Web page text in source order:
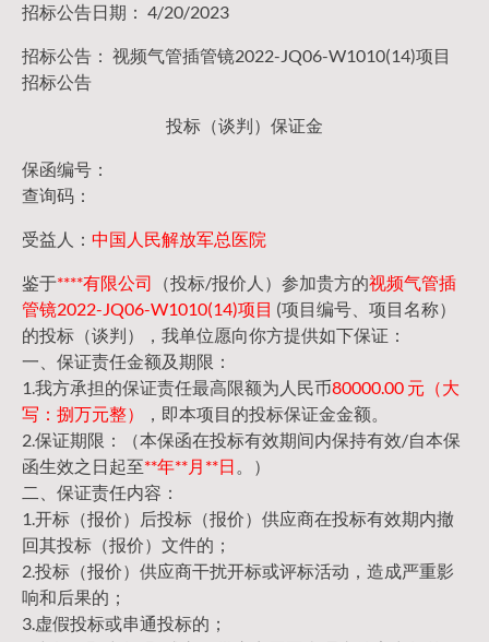
招标公告日期： 4/20/2023
招标公告： 视频气管插管镜2022-JQ06-W1010(14)项目
招标公告
投标（谈判）保证金
保函编号：
查询码：
受益人： 中国人民解放军总医院
鉴于****有限公司 （投标/报价人）参加贵方的视频气管插
管镜2022-JQ06-W1010(14)项目 (项目编号、项目名称）
的投标（谈判），我单位愿向你方提供如下保证：
一、保证责任金额及期限：
1.我方承担的保证责任最高限额为人民币80000.00 元（大
写：捌万元整）
，即本项目的投标保证金金额。
2.保证期限：（本保函在投标有效期间内保持有效/自本保
函生效之日起至**年**月**日 。）
二、保证责任内容：
1.开标（报价）后投标（报价）供应商在投标有效期内撤
回其投标（报价）文件的；
2.投标（报价）供应商干扰开标或评标活动，造成严重影
响和后果的；
3.虚假投标或串通投标的；